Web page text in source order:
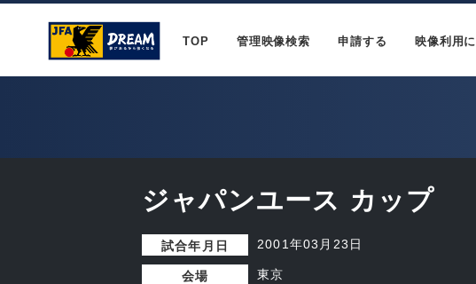
TOP 管理映像検索 申請する 映像利用
ジャパンユース カップ
試合年月日 2001年03月23日
会場 東京